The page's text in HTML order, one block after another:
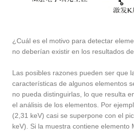
¿Cuál es el motivo para detectar
no deberían existir en los resultados
Las posibles razones pueden ser que
características de algunos elementos
no pueda distinguirlas, lo que resulta
el análisis de los elementos. Por
(2,31 keV) casi se superpone con el
keV). Si la muestra contiene elemento